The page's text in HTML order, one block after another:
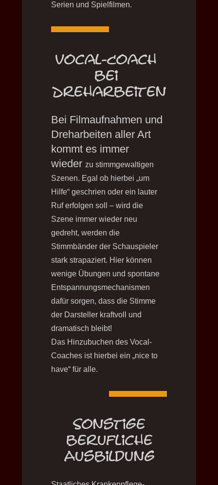
Serien und Spielfilmen.
Vocal-Coach
bei
Dreharbeiten
Bei Filmaufnahmen und
Dreharbeiten aller Art
kommt es immer
wieder zu stimmgewaltigen
Szenen. Egal ob hierbei „um
Hilfe“ geschrien oder ein lauter
Ruf erfolgen soll – wird die
Szene immer wieder neu
gedreht, werden die
Stimmbänder der Schauspieler
stark strapaziert. Hier können
wenige Übungen und spontane
Entspannungsmechanismen
dafür sorgen, dass die Stimme
der Darsteller kraftvoll und
dramatisch bleibt!
Das Hinzubuchen des Vocal-
Coaches ist hierbei ein „nice to
have“ für alle.
Sonstige
berufliche
Ausbildung